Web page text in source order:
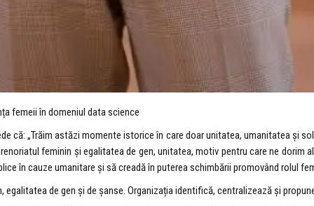
femeii în domeniul data science
că: „Trăim astăzi momente istorice în care doar unitatea, umanitatea și
feminin și egalitatea de gen, unitatea, motiv pentru care ne
în cauze umanitare și să creadă în puterea schimbării promovând rolul
de gen și de șanse. Organizația identifică, centralizează și